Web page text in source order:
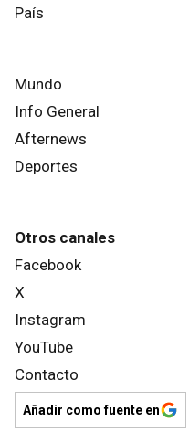
País
Mundo
Info General
Afternews
Deportes
Otros canales
Facebook
X
Instagram
YouTube
Contacto
Añadir como fuente en